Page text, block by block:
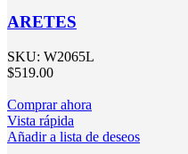
ARETES
SKU: W2065L
$519.00
Comprar ahora
Vista rápida
Añadir a lista de deseos